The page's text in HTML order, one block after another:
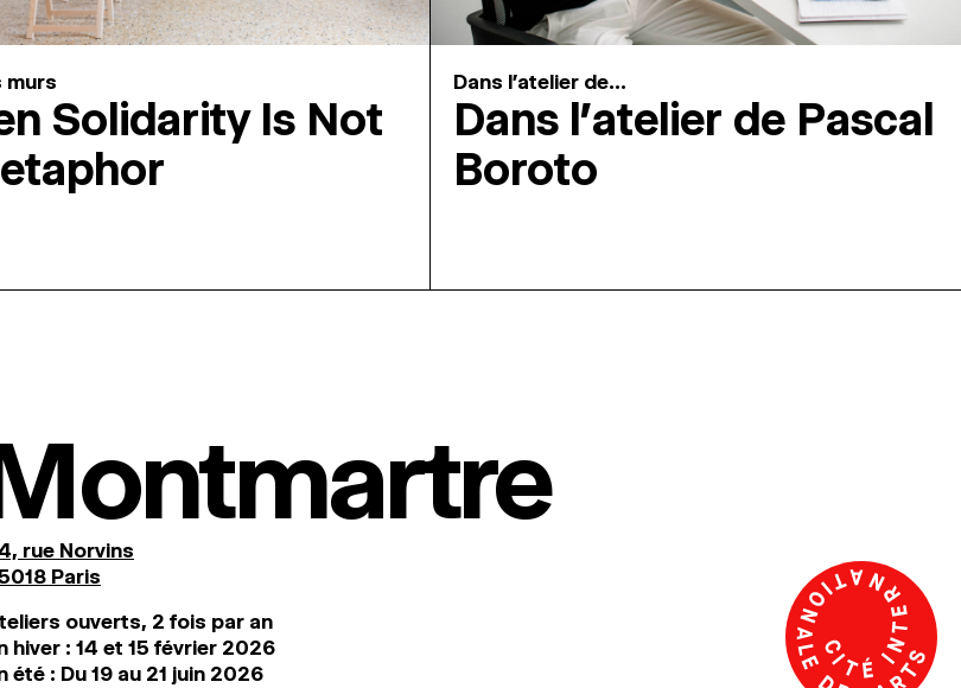
murs
Solidarity Is Not
Dans l'atelier de...
Dans l’atelier de Pascal
Boroto
rue Norvins
Paris
ouverts, 2 fois par an
hiver : 14 et 15 février 2026
été : Du 19 au 21 juin 2026